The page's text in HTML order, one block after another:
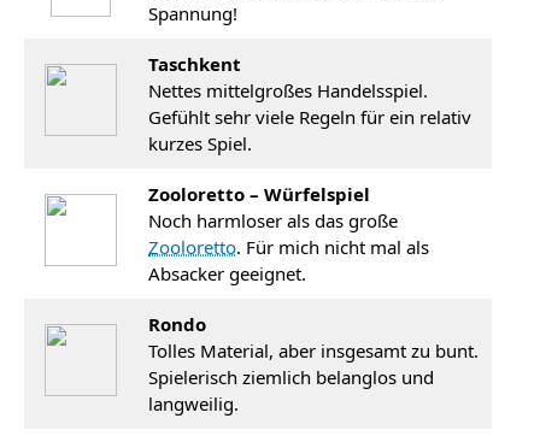
Spannung!
Taschkent
Nettes mittelgroßes Handelsspiel.
Gefühlt sehr viele Regeln für ein relativ
kurzes Spiel.
Zooloretto – Würfelspiel
Noch harmloser als das große
Zooloretto. Für mich nicht mal als
Absacker geeignet.
Rondo
Tolles Material, aber insgesamt zu bunt.
Spielerisch ziemlich belanglos und
langweilig.